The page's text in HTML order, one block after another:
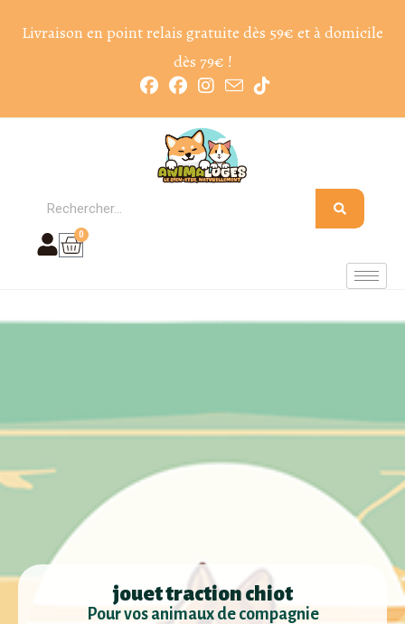
Livraison en point relais gratuite dès 59€ et à domicile
dès 79€ !
0
jouet traction chiot
Pour vos animaux de compagnie